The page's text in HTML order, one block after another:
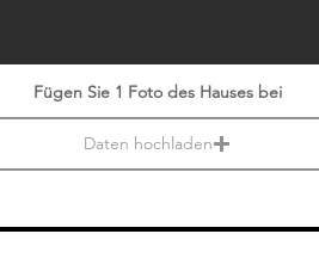
Fügen Sie 1 Foto des Hauses bei
Daten hochladen